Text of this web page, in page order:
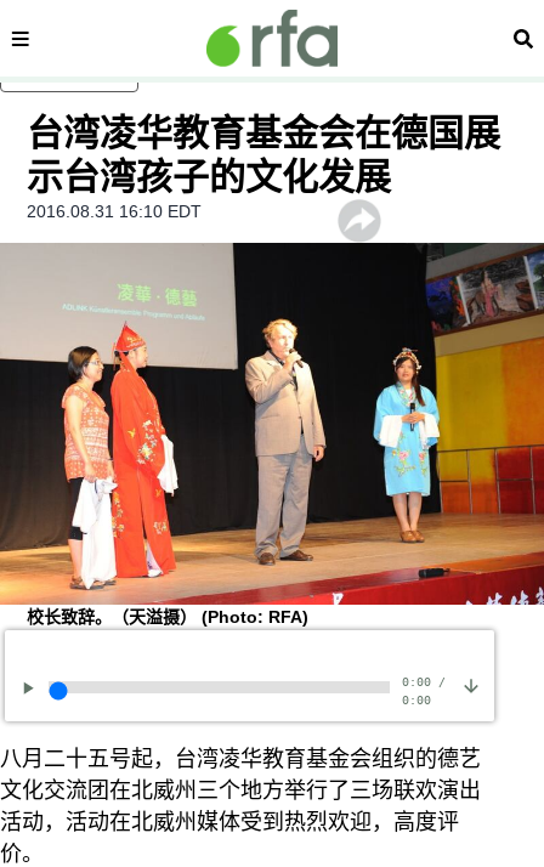
内容分类 搜
台湾凌华教育基金会在德国展
示台湾孩子的文化发展
2016.08.31 16:10 EDT
校长致辞。（天溢摄）(Photo: RFA)
0:00/
0:00
八月二十五号起，台湾凌华教育基金会组织的德艺
文化交流团在北威州三个地方举行了三场联欢演出
活动，活动在北威州媒体受到热烈欢迎，高度评
价。